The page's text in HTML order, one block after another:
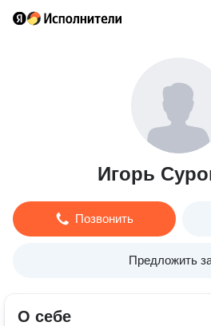
Игорь
Позвонить
Предложить
О себе